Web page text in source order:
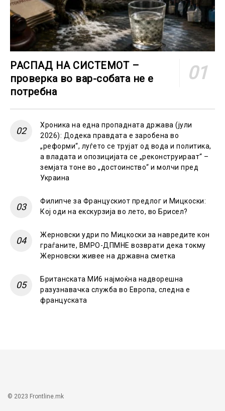
РАСПАД НА СИСТЕМОТ –
проверка во вар-собата не е
потребна
Хроника на една пропадната држава (јули
2026): Додека правдата е заробена во
„реформи“, луѓето се трујат од вода и политика,
а владата и опозицијата се „реконструираат“ –
земјата тоне во „достоинство“ и молчи пред
Украина
Филипче за Францускиот предлог и Мицкоски:
Кој оди на екскурзија во лето, во Брисел?
Жерновски удри по Мицкоски за навредите кон
граѓаните, ВМРО-ДПМНЕ возврати дека токму
Жерновски живее на државна сметка
Британската МИ6 најмоќна надворешна
разузнавачка служба во Европа, следна е
француската
© 2023 Frontline.mk